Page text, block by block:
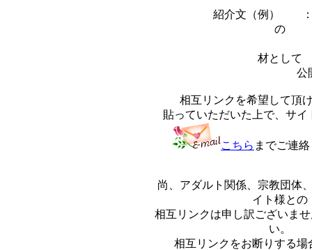
紹介文（例） ：趣味で撮った北海
の
材として
公開している
相互リンクを希望して頂ける方は、
貼っていただいた上で、サイト名、ＵＲ
こちら までご連
尚、アダルト関係、宗教団体、ギャンブ
イト様との
相互リンクは申し訳ございませんが、お
い。
相互リンクをお断りする場合は、こち